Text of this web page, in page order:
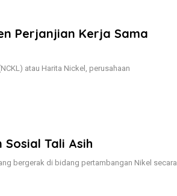
Perjanjian Kerja Sama
atau Harita Nickel, perusahaan
Sosial Tali Asih
bergerak di bidang pertambangan Nikel secara